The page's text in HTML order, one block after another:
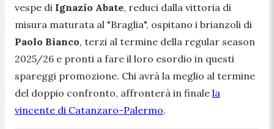
vespe di Ignazio Abate, reduci dalla vittoria di
misura maturata al "Braglia", ospitano i brianzoli di
Paolo Bianco, terzi al termine della regular season
2025/26 e pronti a fare il loro esordio in questi
spareggi promozione. Chi avrà la meglio al termine
del doppio confronto, affronterà in finale la
vincente di Catanzaro-Palermo.